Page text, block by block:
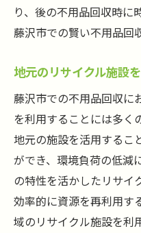
り、後の不用品回収時に
藤沢市での賢い不用品回
地元のリサイクル施設
藤沢市での不用品回収に
を利用することには多く
地元の施設を活用するこ
ができ、環境負荷の低減
の特性を活かしたリサイ
効率的に資源を再利用す
域のリサイクル施設を利